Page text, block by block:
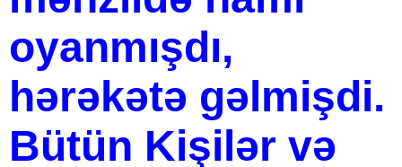
oyanmışdı,
hərəkətə gəlmişdi.
Bütün Kişilər və